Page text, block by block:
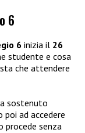
6
6 inizia il 26
studente e cosa
che attendere
sostenuto
poi ad accedere
procede senza